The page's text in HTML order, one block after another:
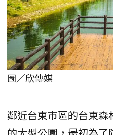
圖／欣傳媒
鄰近台東市區的台東